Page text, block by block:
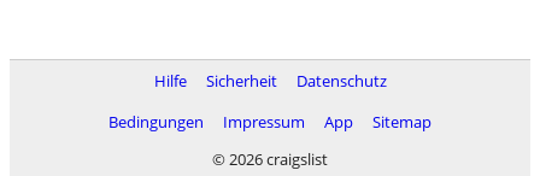
Hilfe Sicherheit
Datenschutz
Bedingungen
Impressum App
Sitemap
© 2026 craigslist